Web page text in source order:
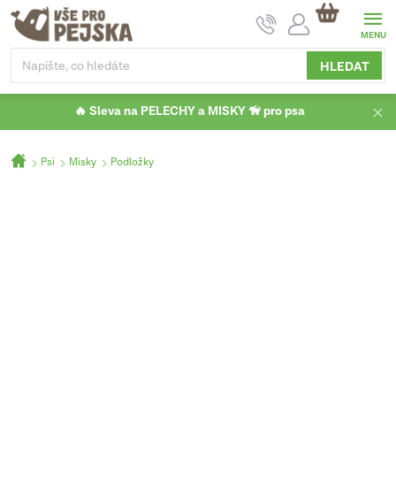
Přejít
obsah
HLEDAT
NÁKUPNÍ
KOŠÍK
🔥 Sleva na PELECHY a MISKY 🦮 pro psa
Domů
Psi Misky Podložky